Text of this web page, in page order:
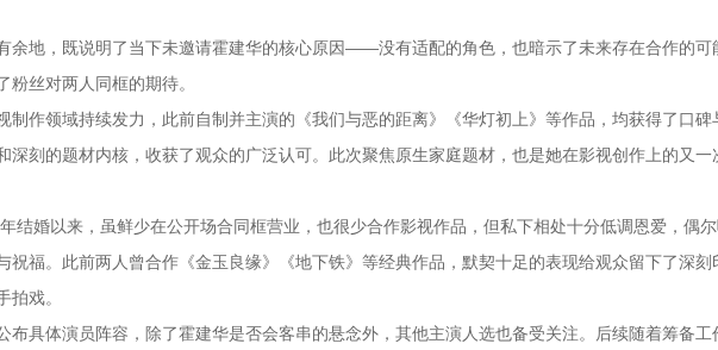
余地，既说明了当下未邀请霍建华的核心原因——没有适配的角色，也暗示了未来存在合作的可
丝对两人同框的期待。
制作领域持续发力，此前自制并主演的《我们与恶的距离》《华灯初上》等作品，均获得了口碑
深刻的题材内核，收获了观众的广泛认可。此次聚焦原生家庭题材，也是她在影视创作上的又一
结婚以来，虽鲜少在公开场合同框营业，也很少合作影视作品，但私下相处十分低调恩爱，偶
祝福。此前两人曾合作《金玉良缘》《地下铁》等经典作品，默契十足的表现给观众留下了深刻
拍戏。
布具体演员阵容，除了霍建华是否会客串的悬念外，其他主演人选也备受关注。后续随着筹备工